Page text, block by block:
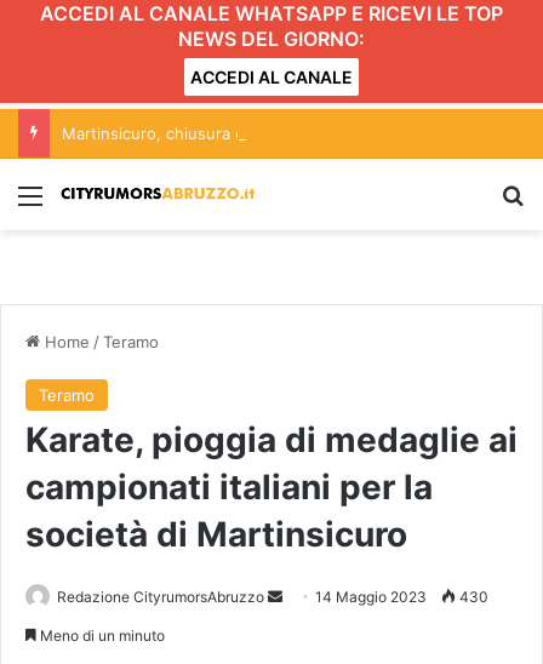
ACCEDI AL CANALE WHATSAPP E RICEVI LE TOP
NEWS DEL GIORNO:
ACCEDI AL CANALE
Menu
Home /Teramo
Teramo
Karate, pioggia di medaglie ai
campionati italiani per la
società di Martinsicuro
Redazione CityrumorsAbruzzo 14 Maggio 2023 430
Meno di un minuto